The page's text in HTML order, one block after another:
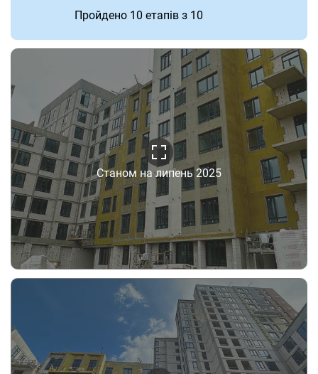
Пройдено 10 етапів з 10
Станом на липень 2025